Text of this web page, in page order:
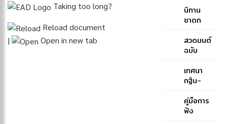
Taking too long?
Reload document
|
Open in new tab
คู่มือ
ประกอบ
ภาษาบาลี
สำหรับ
๑-๒ และ
ป.ธ. ๓
นิทาน
ชาดก
สวดมนต์
ฉบับ
ของ
สมเด็จ
สังฆราช
(ปุสฺส
เทศนา
กฐิน-
พระ
สังฆราช
คู่มือการ
ฟัง